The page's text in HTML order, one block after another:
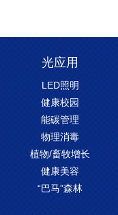
光应用
LED照明
健康校园
能碳管理
物理消毒
植物/畜牧增长
健康美容
“巴马”森林